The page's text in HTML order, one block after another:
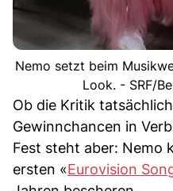
Nemo setzt beim
Look. - SRF/
Ob die Kritik
Gewinnchancen in
Fest steht aber: Nemo
ersten «Eurovision